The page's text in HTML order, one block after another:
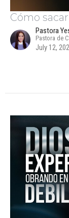
Cómo
Pastora
Pastora de
July 12,